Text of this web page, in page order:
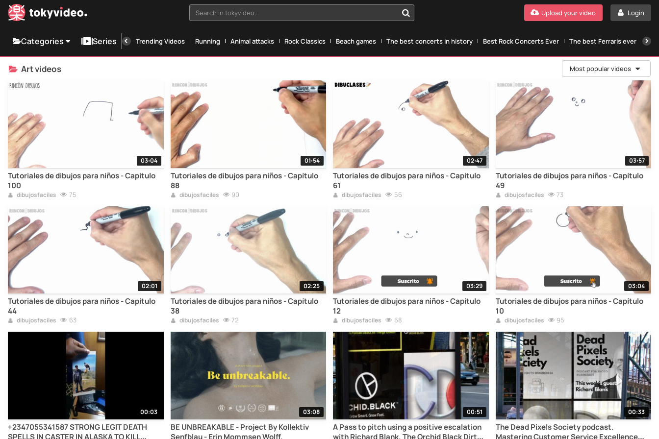
Search in tokyvideo... Login
Upload your video
Categories Series Trending Videos Running Animal attacks Rock Classics Beach games The best concerts in history Best Rock Concerts Ever The best Ferraris ever
Art videos Most popular videos
03:04
Tutoriales de dibujos para niños - Capítulo
100
dibujosfaciles 75
01:54
Tutoriales de dibujos para niños - Capítulo
88
dibujosfaciles 90
02:47
Tutoriales de dibujos para niños - Capítulo
61
dibujosfaciles 56
03:57
Tutoriales de dibujos para niños - Capítulo
49
dibujosfaciles 73
02:01
Tutoriales de dibujos para niños - Capítulo
44
dibujosfaciles 63
02:25
Tutoriales de dibujos para niños - Capítulo
38
dibujosfaciles 72
03:29
Tutoriales de dibujos para niños - Capítulo
12
dibujosfaciles 68
03:04
Tutoriales de dibujos para niños - Capítulo
10
dibujosfaciles 95
00:03
+2347055341587 STRONG LEGIT DEATH
SPELLS IN CASTER IN ALASKA TO KILL
03:08
BE UNBREAKABLE - Project By Kollektiv
Senfblau - Erin Mommsen Wolff.
00:51
A Pass to pitch using a positive escalation
with Richard Blank. The Orchid Black Dirt
00:33
The Dead Pixels Society podcast.
Mastering Customer Service Excellence